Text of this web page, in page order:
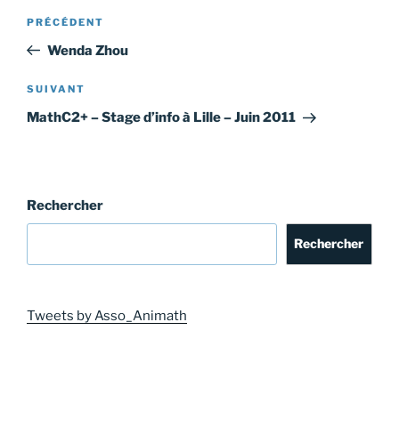
Navigation
l’article
Article
précédent
PRÉCÉDENT
Wenda Zhou
Article
suivant
SUIVANT
MathC2+ – Stage d’info à Lille – Juin 2011
Rechercher
Rechercher
Tweets by Asso_Animath